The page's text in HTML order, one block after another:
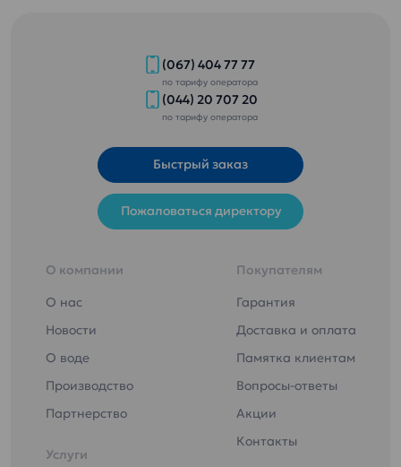
(067) 404 77 77
по тарифу оператора
(044) 20 707 20
по тарифу оператора
Быстрый заказ
Пожаловаться директору
О компании
О нас
Новости
О воде
Производство
Партнерство
Услуги
Покупателям
Гарантия
Доставка и оплата
Памятка клиентам
Вопросы-ответы
Акции
Контакты